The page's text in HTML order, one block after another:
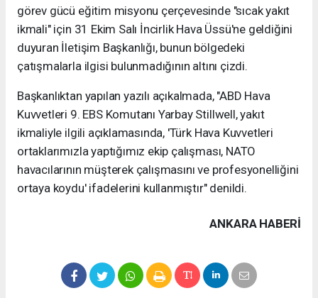
görev gücü eğitim misyonu çerçevesinde "sıcak yakıt
ikmali" için 31 Ekim Salı İncirlik Hava Üssü'ne geldiğini
duyuran İletişim Başkanlığı, bunun bölgedeki
çatışmalarla ilgisi bulunmadığının altını çizdi.
Başkanlıktan yapılan yazılı açıkalmada, "ABD Hava
Kuvvetleri 9. EBS Komutanı Yarbay Stillwell, yakıt
ikmaliyle ilgili açıklamasında, 'Türk Hava Kuvvetleri
ortaklarımızla yaptığımız ekip çalışması, NATO
havacılarının müşterek çalışmasını ve profesyonelliğini
ortaya koydu' ifadelerini kullanmıştır" denildi.
ANKARA HABERİ